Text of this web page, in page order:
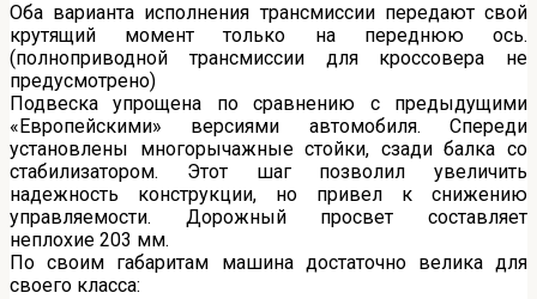
Оба варианта исполнения трансмиссии передают свой
крутящий момент только на переднюю ось.
(полноприводной трансмиссии для кроссовера не
предусмотрено)
Подвеска упрощена по сравнению с предыдущими
«Европейскими» версиями автомобиля. Спереди
установлены многорычажные стойки, сзади балка со
стабилизатором. Этот шаг позволил увеличить
надежность конструкции, но привел к снижению
управляемости. Дорожный просвет составляет
неплохие 203 мм.
По своим габаритам машина достаточно велика для
своего класса: